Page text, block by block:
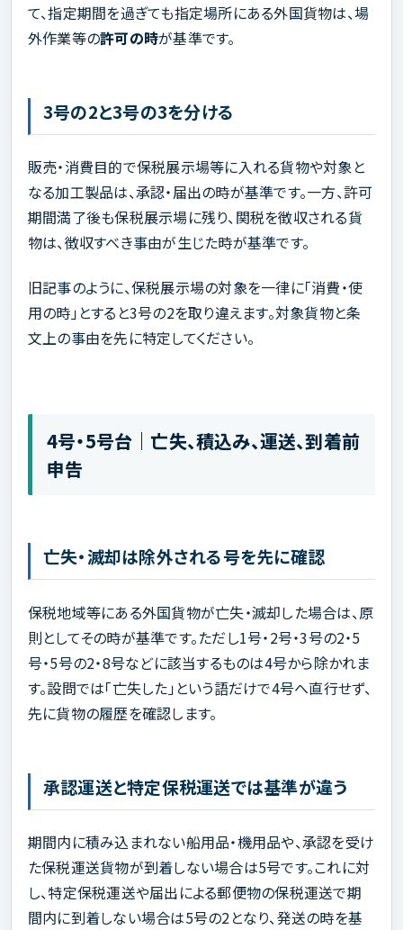
て、指定期間を過ぎても指定場所にある外国貨物は、場
外作業等の許可の時が基準です。
3号の2と3号の3を分ける
販売・消費目的で保税展示場等に入れる貨物や対象と
なる加工製品は、承認・届出の時が基準です。一方、許可
期間満了後も保税展示場に残り、関税を徴収される貨
物は、徴収すべき事由が生じた時が基準です。
旧記事のように、保税展示場の対象を一律に「消費・使
用の時」とすると3号の2を取り違えます。対象貨物と条
文上の事由を先に特定してください。
4号・5号台｜亡失、積込み、運送、到着前
申告
亡失・滅却は除外される号を先に確認
保税地域等にある外国貨物が亡失・滅却した場合は、原
則としてその時が基準です。ただし1号・2号・3号の2・5
号・5号の2・8号などに該当するものは4号から除かれま
す。設問では「亡失した」という語だけで4号へ直行せず、
先に貨物の履歴を確認します。
承認運送と特定保税運送では基準が違う
期間内に積み込まれない船用品・機用品や、承認を受け
た保税運送貨物が到着しない場合は5号です。これに対
し、特定保税運送や届出による郵便物の保税運送で期
間内に到着しない場合は5号の2となり、発送の時を基